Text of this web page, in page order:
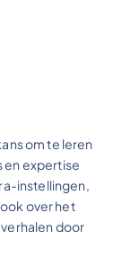
om te leren
en expertise
instellingen,
over het
door